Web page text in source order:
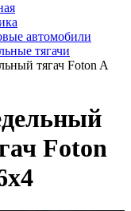
автомобили
тягачи
тягач Foton A
Foton